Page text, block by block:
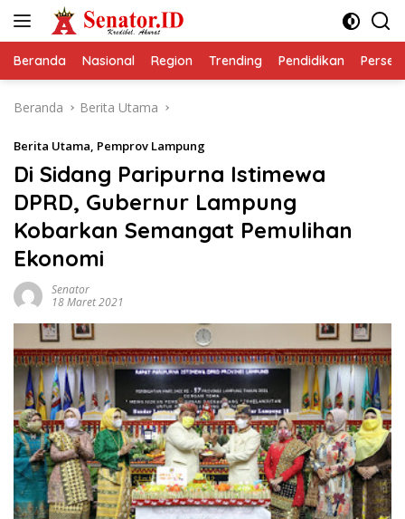
Beranda Nasional Region Trending Pendidikan
Beranda Berita Utama
Berita Utama, Pemprov Lampung
Di Sidang Paripurna Istimewa
DPRD, Gubernur Lampung
Kobarkan Semangat Pemulihan
Ekonomi
Senator
18 Maret 2021